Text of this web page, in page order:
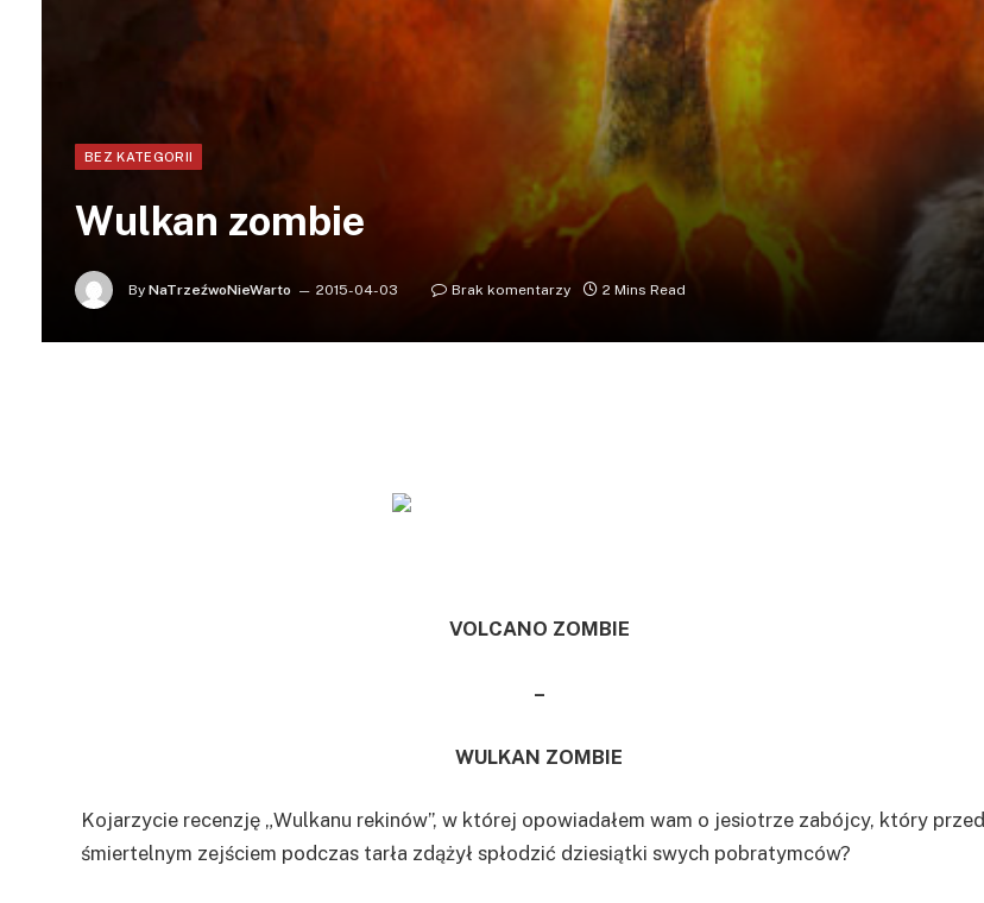
BEZ KATEGORII
Wulkan zombie
By NaTrzeźwoNieWarto 2015-04-03 Brak komentarzy 2 Mins Read
VOLCANO ZOMBIE
–
WULKAN ZOMBIE
Kojarzycie recenzję „Wulkanu rekinów”, w której opowiadałem wam o jesiotrze zabójcy, który przed
śmiertelnym zejściem podczas tarła zdążył spłodzić dziesiątki swych pobratymców?